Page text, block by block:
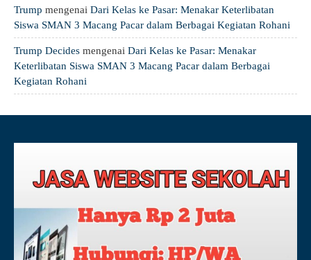
Trump mengenai Dari Kelas ke Pasar: Menakar Keterlibatan
Siswa SMAN 3 Macang Pacar dalam Berbagai Kegiatan Rohani
Trump Decides mengenai Dari Kelas ke Pasar: Menakar
Keterlibatan Siswa SMAN 3 Macang Pacar dalam Berbagai
Kegiatan Rohani